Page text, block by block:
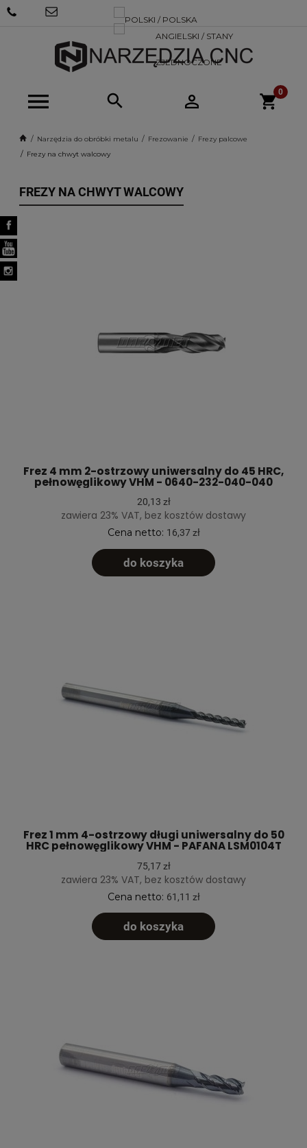
Narzędzia do obróbki metalu Frezowanie
Frezy palcowe
Frezy na chwyt walcowy
FREZY NA CHWYT WALCOWY
Frez 4 mm 2-ostrzowy uniwersalny do 45 HRC,
pełnowęglikowy VHM - 0640-232-040-040
20,13 zł
zawiera 23% VAT, bez kosztów dostawy
Cena netto: 16,37 zł
do koszyka
Frez 1 mm 4-ostrzowy długi uniwersalny do 50
HRC pełnowęglikowy VHM - PAFANA LSM0104T
75,17 zł
zawiera 23% VAT, bez kosztów dostawy
Cena netto: 61,11 zł
do koszyka